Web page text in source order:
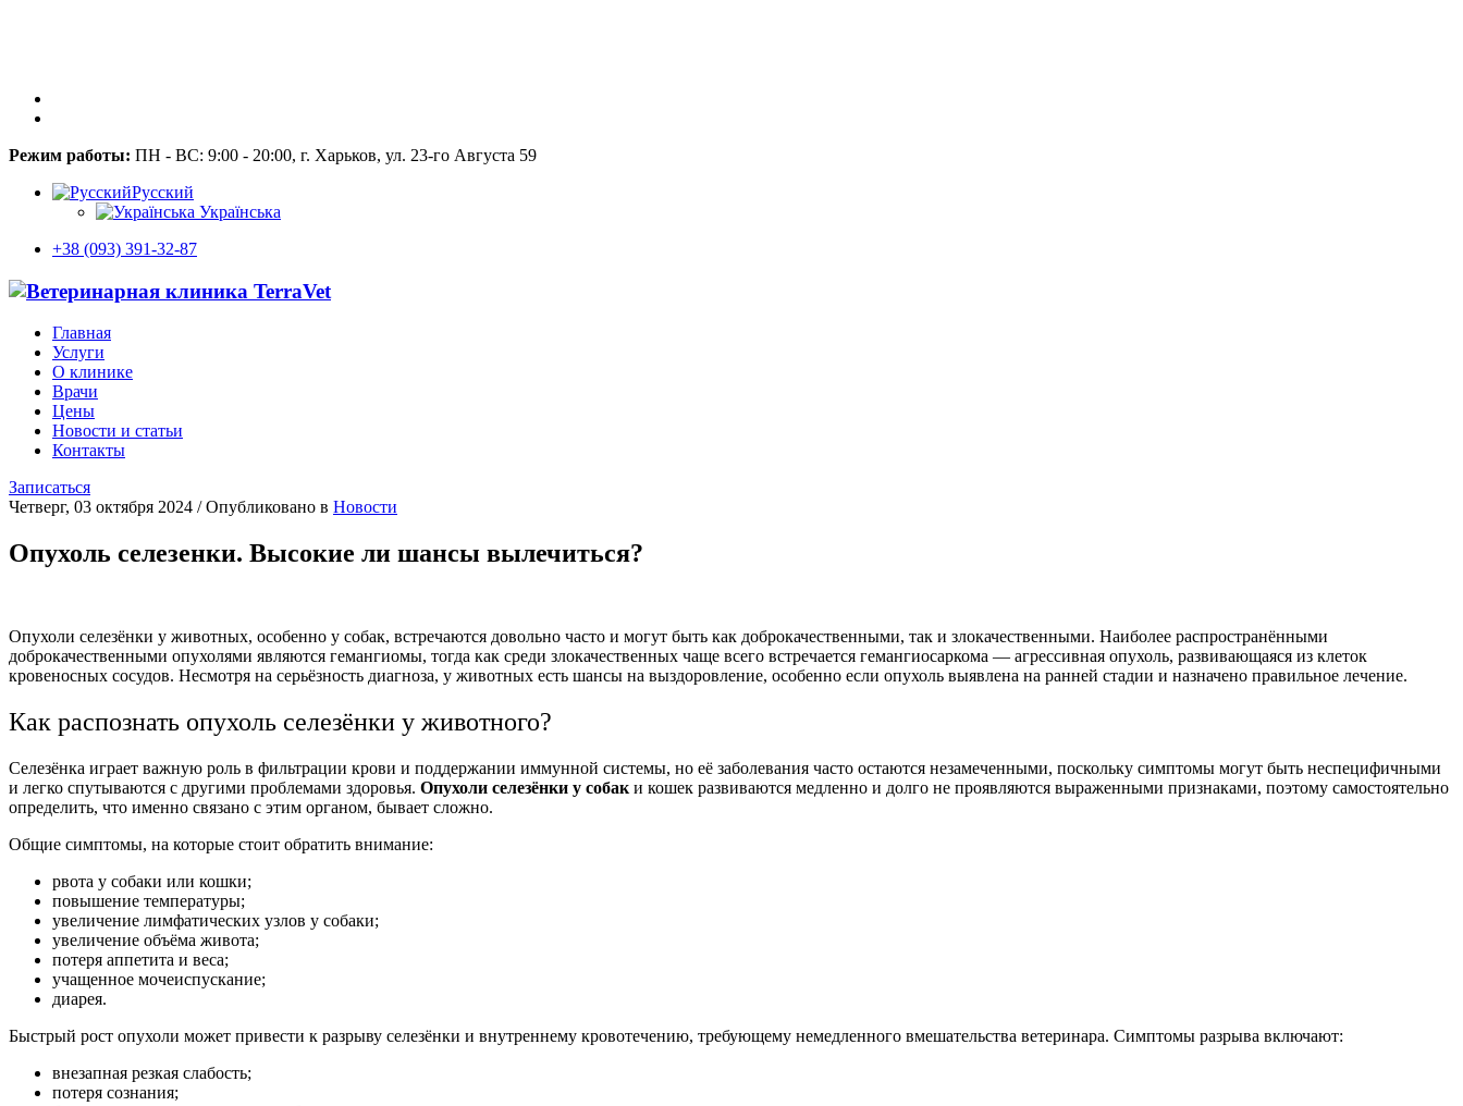
Режим работы: ПН - ВС: 9:00 - 20:00, г. Харьков, ул. 23-го Августа 59
Русский
Українська
+38 (093) 391-32-87
Главная
Услуги
О клинике
Врачи
Цены
Новости и статьи
Контакты
Записаться
Четверг, 03 октября 2024 /Опубликовано в Новости
Опухоль селезенки. Высокие ли шансы вылечиться?
Опухоли селезёнки у животных, особенно у собак, встречаются довольно часто и могут быть как доброкачественными, так и злокачественными. Наиболее распространёнными
доброкачественными опухолями являются гемангиомы, тогда как среди злокачественных чаще всего встречается гемангиосаркома — агрессивная опухоль, развивающаяся из клеток
кровеносных сосудов. Несмотря на серьёзность диагноза, у животных есть шансы на выздоровление, особенно если опухоль выявлена на ранней стадии и назначено правильное лечение.
Как распознать опухоль селезёнки у животного?
Селезёнка играет важную роль в фильтрации крови и поддержании иммунной системы, но её заболевания часто остаются незамеченными, поскольку симптомы могут быть неспецифичными
и легко спутываются с другими проблемами здоровья. Опухоли селезёнки у собак и кошек развиваются медленно и долго не проявляются выраженными признаками, поэтому самостоятельно
определить, что именно связано с этим органом, бывает сложно.
Общие симптомы, на которые стоит обратить внимание:
рвота у собаки или кошки;
повышение температуры;
увеличение лимфатических узлов у собаки;
увеличение объёма живота;
потеря аппетита и веса;
учащенное мочеиспускание;
диарея.
Быстрый рост опухоли может привести к разрыву селезёнки и внутреннему кровотечению, требующему немедленного вмешательства ветеринара. Симптомы разрыва включают:
внезапная резкая слабость;
потеря сознания;